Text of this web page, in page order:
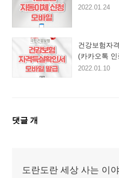
2022.01.24
건강보험자
(카카오톡
2022.01.10
댓
댓글 개
도란도란 세상 사는 이